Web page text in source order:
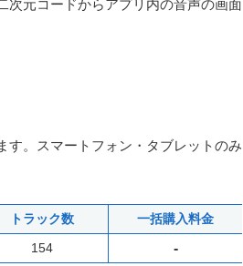
次元コードからアプリ内の音声の画面
す。スマートフォン・タブレットのみ
トラック数
一括購入料金
154
-